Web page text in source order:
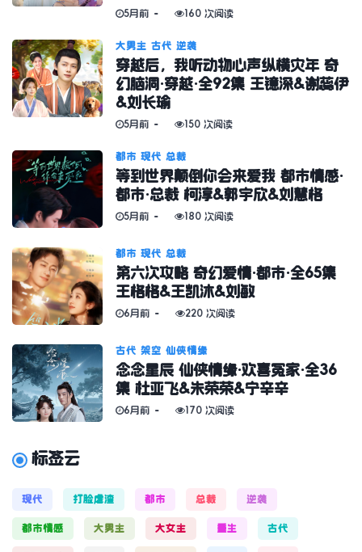
5月前 160 次阅读
大男主 古代 逆袭
穿越后，我听动物心声纵横灾年 奇
幻脑洞·穿越·全92集 王镱深&谢蕊伊
&刘长瑜
5月前 150 次阅读
都市 现代 总裁
等到世界颠倒你会来爱我 都市情感·
都市·总裁 柯淳&郭宇欣&刘慧格
5月前 180 次阅读
都市 现代 总裁
第六次攻略 奇幻爱情·都市·全65集
王格格&王凯沐&刘敏
6月前 220 次阅读
古代 架空 仙侠情缘
念念星辰 仙侠情缘·欢喜冤家·全36
集 杜亚飞&朱荣荣&宁辛辛
6月前 170 次阅读
标签云
现代 打脸虐渣 都市 总裁 逆袭
都市情感 大男主 大女主 重生 古代